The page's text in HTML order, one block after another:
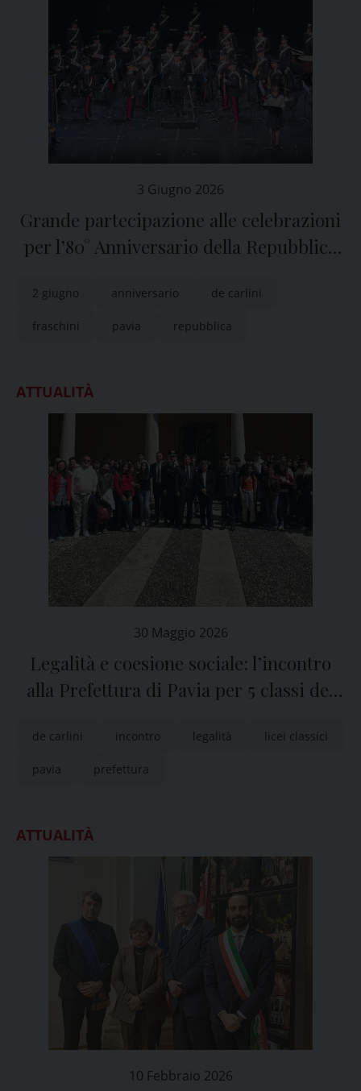
3 Giugno 2026
Grande partecipazione alle celebrazioni
per l’80° Anniversario della Repubblica
2 giugno anniversario de carlini
fraschini pavia repubblica
ATTUALITÀ
30 Maggio 2026
Legalità e coesione sociale: l’incontro
alla Prefettura di Pavia per 5 classi dei
de carlini incontro legalità licei classici
pavia prefettura
ATTUALITÀ
10 Febbraio 2026